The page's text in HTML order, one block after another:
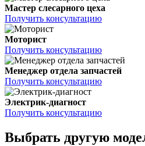
Мастер слесарного цеха
Получить консультацию
Моторист
Получить консультацию
Менеджер отдела запчастей
Получить консультацию
Электрик-диагност
Получить консультацию
Выбрать другую